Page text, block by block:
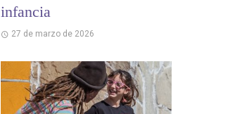
infancia
27 de marzo de 2026